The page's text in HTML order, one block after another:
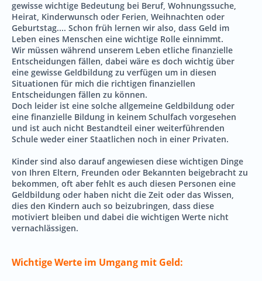
gewisse wichtige Bedeutung bei Beruf, Wohnungssuche,
Heirat, Kinderwunsch oder Ferien, Weihnachten oder
Geburtstag.... Schon früh lernen wir also, dass Geld im
Leben eines Menschen eine wichtige Rolle einnimmt.
Wir müssen während unserem Leben etliche finanzielle
Entscheidungen fällen, dabei wäre es doch wichtig über
eine gewisse Geldbildung zu verfügen um in diesen
Situationen für mich die richtigen finanziellen
Entscheidungen fällen zu können.
Doch leider ist eine solche allgemeine Geldbildung oder
eine finanzielle Bildung in keinem Schulfach vorgesehen
und ist auch nicht Bestandteil einer weiterführenden
Schule weder einer Staatlichen noch in einer Privaten.
Kinder sind also darauf angewiesen diese wichtigen Dinge
von Ihren Eltern, Freunden oder Bekannten beigebracht zu
bekommen, oft aber fehlt es auch diesen Personen eine
Geldbildung oder haben nicht die Zeit oder das Wissen,
dies den Kindern auch so beizubringen, dass diese
motiviert bleiben und dabei die wichtigen Werte nicht
vernachlässigen.
Wichtige Werte im Umgang mit Geld: